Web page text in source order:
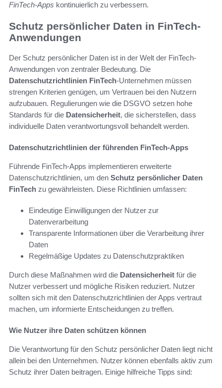
FinTech-Apps kontinuierlich zu verbessern.
Schutz persönlicher Daten in FinTech-
Anwendungen
Der Schutz persönlicher Daten ist in der Welt der FinTech-
Anwendungen von zentraler Bedeutung. Die
Datenschutzrichtlinien FinTech-Unternehmen müssen
strengen Kriterien genügen, um Vertrauen bei den Nutzern
aufzubauen. Regulierungen wie die DSGVO setzen hohe
Standards für die Datensicherheit, die sicherstellen, dass
individuelle Daten verantwortungsvoll behandelt werden.
Datenschutzrichtlinien der führenden FinTech-Apps
Führende FinTech-Apps implementieren erweiterte
Datenschutzrichtlinien, um den Schutz persönlicher Daten
FinTech zu gewährleisten. Diese Richtlinien umfassen:
Eindeutige Einwilligungen der Nutzer zur
Datenverarbeitung
Transparente Informationen über die Verarbeitung ihrer
Daten
Regelmäßige Updates zu Datenschutzpraktiken
Durch diese Maßnahmen wird die Datensicherheit für die
Nutzer verbessert und mögliche Risiken reduziert. Nutzer
sollten sich mit den Datenschutzrichtlinien der Apps vertraut
machen, um informierte Entscheidungen zu treffen.
Wie Nutzer ihre Daten schützen können
Die Verantwortung für den Schutz persönlicher Daten liegt nicht
allein bei den Unternehmen. Nutzer können ebenfalls aktiv zum
Schutz ihrer Daten beitragen. Einige hilfreiche Tipps sind: